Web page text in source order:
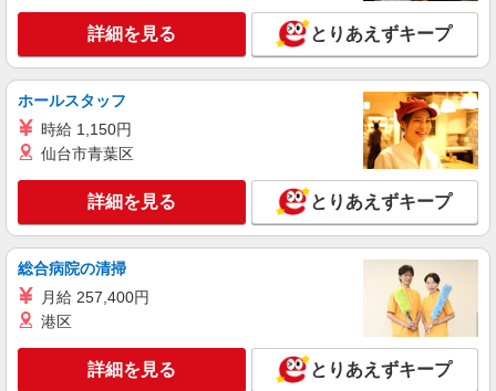
日＝236,250円＋残業代（時給×1.25倍）※スキル
により異なります。
東京都足立区千住旭町42-2
詳細を見る
派遣社員
株式会社シーエーセールススタッフ/tkMK36047z
アパレル販売
時給1540円 【月収例】1,540円×8時間×15日＝
184,800＋残業代（時給×1.25倍）※スキルにより
異なります。
120-0026 東京都足立区千住旭町42－2 ルミ
詳細を見る
詳細を見る とりあえずキープ
ホールスタッフ
時給 1,150円
仙台市青葉区
詳細を見る とりあえずキープ
総合病院の清掃
月給 257,400円
港区
詳細を見る とりあえずキープ